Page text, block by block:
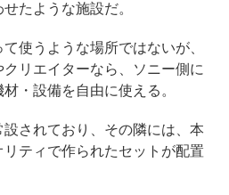
たような施設だ。
使うような場所ではないが、
リエイターなら、ソニー側に
・設備を自由に使える。
されており、その隣には、本
ティで作られたセットが配置